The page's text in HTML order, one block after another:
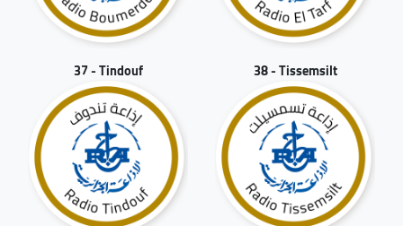
37 - Tindouf 38 - Tissemsilt